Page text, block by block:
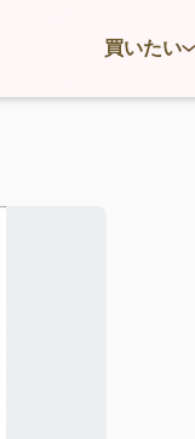
買いたい